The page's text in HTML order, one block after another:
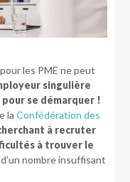
les PME ne peut
singulière
se démarquer !
laConfédération des
à recruter
à trouver le
nombre insuffisant